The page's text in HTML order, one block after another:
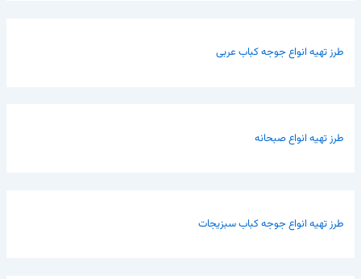
طرز تهیه انواع جوجه کباب عربی
طرز تهیه انواع صبحانه
طرز تهیه انواع جوجه کباب سبزیجات